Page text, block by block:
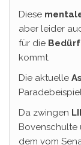
Diese
aber leider
für die
kommt.
Die aktuelle
Da zwingen
Bovenschulte
dem vom